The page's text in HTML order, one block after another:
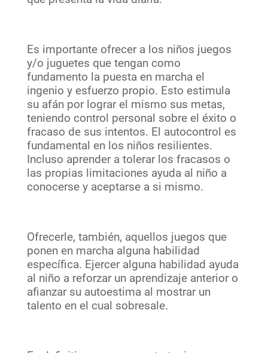
Es importante ofrecer a los niños juegos
y/o juguetes que tengan como
fundamento la puesta en marcha el
ingenio y esfuerzo propio. Esto estimula
su afán por lograr el mismo sus metas,
teniendo control personal sobre el éxito o
fracaso de sus intentos. El autocontrol es
fundamental en los niños resilientes.
Incluso aprender a tolerar los fracasos o
las propias limitaciones ayuda al niño a
conocerse y aceptarse a si mismo.
Ofrecerle, también, aquellos juegos que
ponen en marcha alguna habilidad
específica. Ejercer alguna habilidad ayuda
al niño a reforzar un aprendizaje anterior o
afianzar su autoestima al mostrar un
talento en el cual sobresale.